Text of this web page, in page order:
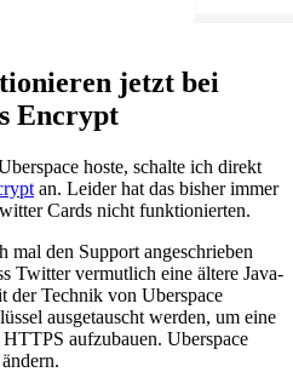
jetzt bei
Encrypt
hoste, schalte ich direkt
an. Leider hat das bisher immer
Cards nicht funktionierten.
mal den Support angeschrieben
Twitter vermutlich eine ältere Java-
der Technik von Uberspace
ausgetauscht werden, um eine
aufzubauen. Uberspace